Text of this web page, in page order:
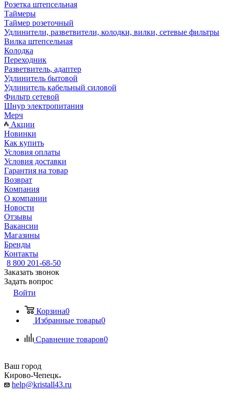
Розетка штепсельная
Таймеры
Таймер розеточный
Удлинители, разветвители, колодки, вилки, сетевые фильтры
Вилка штепсельная
Колодка
Переходник
Разветвитель, адаптер
Удлинитель бытовой
Удлинитель кабельный силовой
Фильтр сетевой
Шнур электропитания
Мерч
Акции
Новинки
Как купить
Условия оплаты
Условия доставки
Гарантия на товар
Возврат
Компания
О компании
Новости
Отзывы
Вакансии
Магазины
Бренды
Контакты
8 800 201-68-50
Заказать звонок
Задать вопрос
Войти
Корзина0
Избранные товары0
Сравнение товаров0
Ваш город
Кирово-Чепецк
help@kristall43.ru